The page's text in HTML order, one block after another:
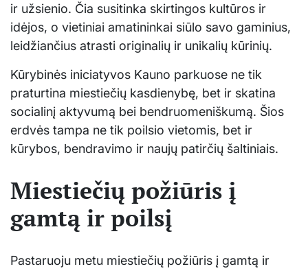
ir užsienio. Čia susitinka skirtingos kultūros ir
idėjos, o vietiniai amatininkai siūlo savo gaminius,
leidžiančius atrasti originalių ir unikalių kūrinių.
Kūrybinės iniciatyvos Kauno parkuose ne tik
praturtina miestiečių kasdienybę, bet ir skatina
socialinį aktyvumą bei bendruomeniškumą. Šios
erdvės tampa ne tik poilsio vietomis, bet ir
kūrybos, bendravimo ir naujų patirčių šaltiniais.
Miestiečių požiūris į
gamtą ir poilsį
Pastaruoju metu miestiečių požiūris į gamtą ir